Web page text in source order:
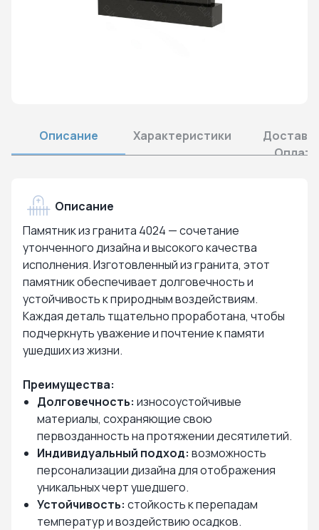
Описание Характеристики
Оплата
Описание
Памятник из гранита 4024 — сочетание
утонченного дизайна и высокого качества
исполнения. Изготовленный из гранита, этот
памятник обеспечивает долговечность и
устойчивость к природным воздействиям.
Каждая деталь тщательно проработана, чтобы
подчеркнуть уважение и почтение к памяти
ушедших из жизни.
Преимущества:
Долговечность: износоустойчивые
материалы, сохраняющие свою
первозданность на протяжении десятилетий.
Индивидуальный подход: возможность
персонализации дизайна для отображения
уникальных черт ушедшего.
Устойчивость: стойкость к перепадам
температур и воздействию осадков.